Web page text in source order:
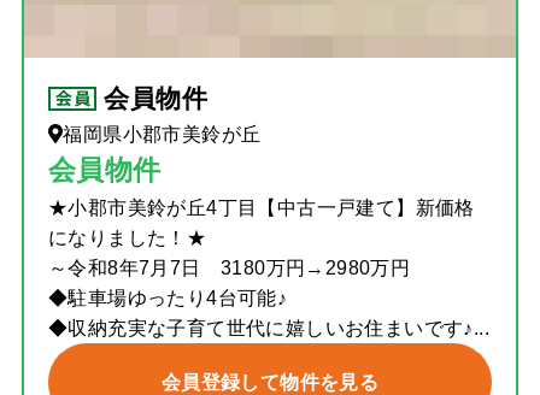
会員物件
福岡県小郡市美鈴が丘
会員物件
★小郡市美鈴が丘4丁目【中古一戸建て】新価格
になりました！★
～令和8年7月7日 3180万円→2980万円
◆駐車場ゆったり4台可能♪
◆収納充実な子育て世代に嬉しいお住まいです♪...
会員登録して物件を見る